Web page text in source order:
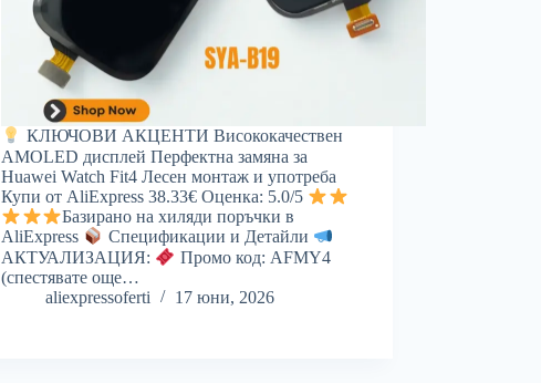
КЛЮЧОВИ АКЦЕНТИ Висококачествен
AMOLED дисплей Перфектна замяна за
Huawei Watch Fit4 Лесен монтаж и употреба
Купи от AliExpress 38.33€ Оценка: 5.0/5
Базирано на хиляди поръчки в
AliExpress
Спецификации и Детайли
АКТУАЛИЗАЦИЯ:
Промо код: AFMY4
(спестявате още…
aliexpressoferti
17 юни, 2026